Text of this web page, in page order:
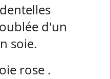
d'un
soie.
rose .